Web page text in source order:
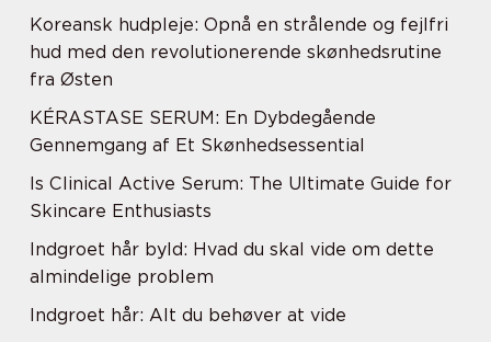
Koreansk hudpleje: Opnå en strålende og fejlfri
hud med den revolutionerende skønhedsrutine
fra Østen
KÉRASTASE SERUM: En Dybdegående
Gennemgang af Et Skønhedsessential
Is Clinical Active Serum: The Ultimate Guide for
Skincare Enthusiasts
Indgroet hår byld: Hvad du skal vide om dette
almindelige problem
Indgroet hår: Alt du behøver at vide